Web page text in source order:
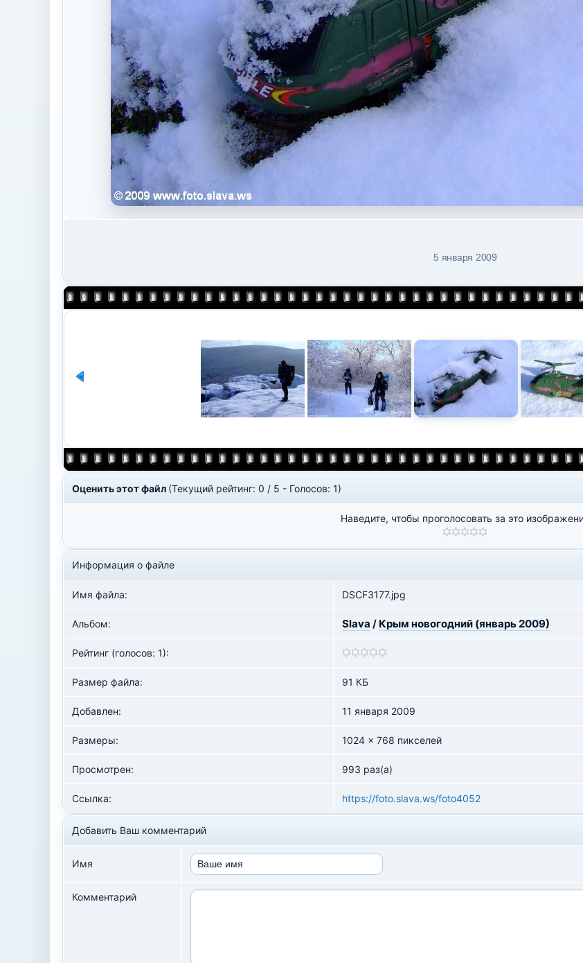
5 января 2009
Оценить этот файл (Текущий рейтинг: 0 / 5 - Голосов: 1)
Наведите, чтобы проголосовать за это
Информация о файле
Имя файла: DSCF3177.jpg
Альбом: Slava / Крым новогодний (январь 2009)
Рейтинг (голосов: 1):
Размер файла: 91 КБ
Добавлен: 11 января 2009
Размеры: 1024 x 768 пикселей
Просмотрен: 993 раз(а)
Ссылка: https://foto.slava.ws/foto4052
Добавить Ваш комментарий
Имя
Комментарий